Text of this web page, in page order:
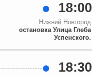
18:00
Нижний Новгород
остановка Улица Глеба
Успенского.
18:30